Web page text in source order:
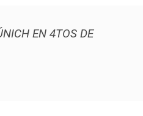
EN 4TOS DE